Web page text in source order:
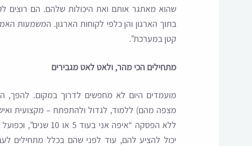
שהוא מאתגר אותם ואת היכולות שלהם. הם רוצים
בתוך הארגון והן כלפי לקוחות הארגון. המשמעות
קטן במערכת”.
מתחילים הכי מהר, ולאט לאט מגבירים
מועמדים היום לא מחפשים לדרוך במקום.
מצפה מהם) ללמוד, לגדול ולהתפתח – מקצועית
ללא הפסקה “איפה